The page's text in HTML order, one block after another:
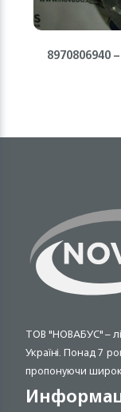
ТОВ "НОВАБУС" –
Україні. Понад 7
пропонуючи